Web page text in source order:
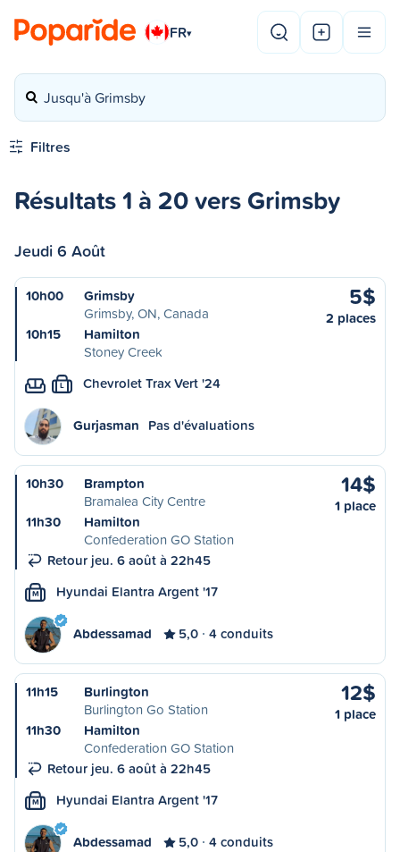
FR▾
Jusqu'à Grimsby
Filtres
Résultats 1 à 20 vers Grimsby
Jeudi 6 Août
10h00
Grimsby
Grimsby, ON, Canada
10h15
Hamilton
Stoney Creek
5$
2 places
L Chevrolet Trax Vert '24
Gurjasman Pas d'évaluations
10h30
Brampton
Bramalea City Centre
11h30
Hamilton
Confederation GO Station
Retour jeu. 6 août à 22h45
14$
1 place
M Hyundai Elantra Argent '17
Abdessamad 5,0 4 conduits
11h15
Burlington
Burlington Go Station
11h30
Hamilton
Confederation GO Station
Retour jeu. 6 août à 22h45
12$
1 place
M Hyundai Elantra Argent '17
Abdessamad 5,0 4 conduits